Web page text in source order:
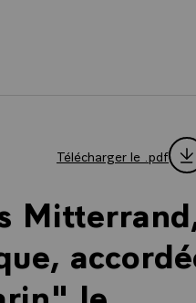
Télécharger le .pdf